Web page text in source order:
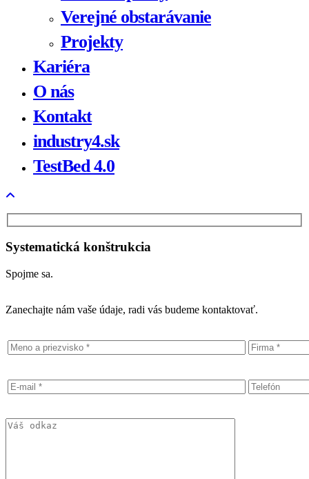
Verejné obstarávanie
Projekty
Kariéra
O nás
Kontakt
industry4.sk
TestBed 4.0
Systematická konštrukcia
Spojme sa.
Zanechajte nám vaše údaje, radi vás budeme kontaktovať.